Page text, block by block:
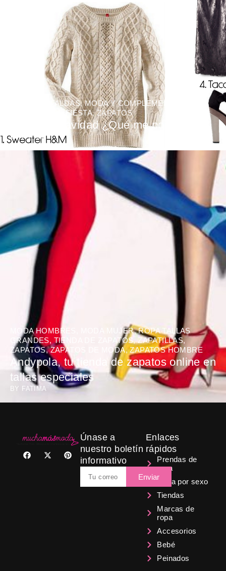
FALDAS,MODA Y COMPLEMENTOS
VESTIDOS DE FIESTA,ZAPATOS
Especial Navidad ¿Qué me pongo?
BY FATIMA
MODA HOMBRES MODA MUJER,ROPA TALLAS
GRANDES,TIENDA DE ZAPATOS,ZAPATILLAS,
ZAPATOS,ZAPATOS DE MODA,ZAPATOS HOMBRE
Andypola, tu tienda de zapatos online en
tallas especiales
BY FATIMA
F
a
X
-
P
i
Enlaces
rápidos
Prendas de
ropa
Ropa por sexo
Tiendas
Marcas de
ropa
Accesorios
Bebé
Peinados
Únase a
nuestro boletín
informativo
Enviar